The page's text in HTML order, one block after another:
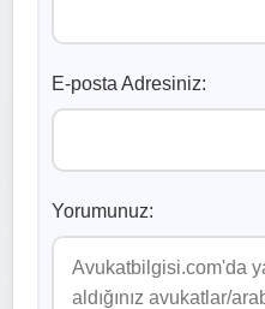
E-posta Adresiniz:
Yorumunuz: